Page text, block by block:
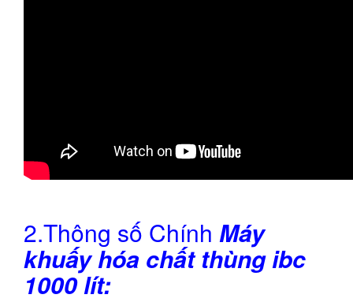
2.Thông số Chính Máy
khuấy hóa chất thùng ibc
1000 lít: